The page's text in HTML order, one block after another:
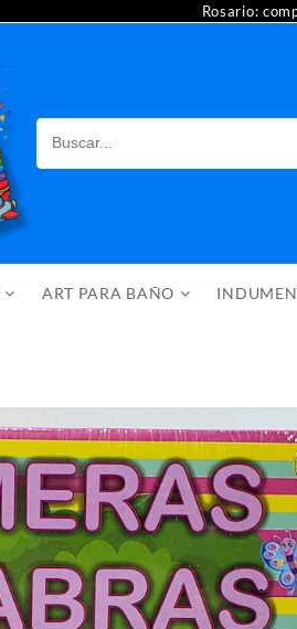
Rosario:
ART PARA BAÑO